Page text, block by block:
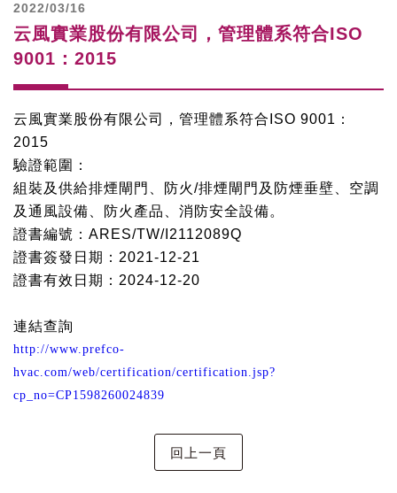
2022/03/16
云風實業股份有限公司，管理體系符合ISO
9001：2015
云風實業股份有限公司，管理體系符合 ISO 9001 ：
2015
驗證範圍：
組裝及供給排煙閘門、防火/排煙閘門及防煙垂壁、空調
及通風設備、防火產品、消防安全設備。
證書編號： ARES/TW/I2112089Q
證書簽發日期： 2021-12-21
證書有效日期： 2024-12-20
連結查詢
http://www.prefco-
hvac.com/web/certification/certification.jsp?
cp_no=CP1598260024839